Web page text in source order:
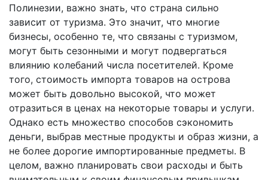
Полинезии, важно знать, что страна сильно
зависит от туризма. Это значит, что многие
бизнесы, особенно те, что связаны с туризмом,
могут быть сезонными и могут подвергаться
влиянию колебаний числа посетителей. Кроме
того, стоимость импорта товаров на острова
может быть довольно высокой, что может
отразиться в ценах на некоторые товары и услуги.
Однако есть множество способов сэкономить
деньги, выбрав местные продукты и образ жизни, а
не более дорогие импортированные предметы. В
целом, важно планировать свои расходы и быть